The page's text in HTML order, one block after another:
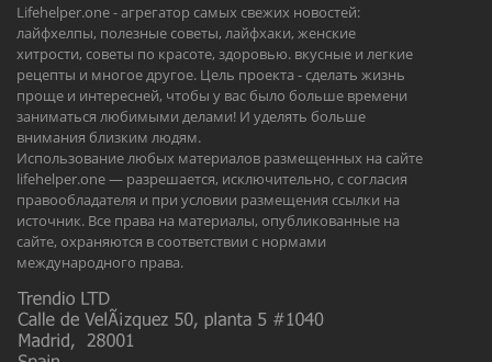
Lifehelper.one - агрегатор самых свежих новостей:
лайфхелпы, полезные советы, лайфхаки, женские
хитрости, советы по красоте, здоровью. вкусные и легкие
рецепты и многое другое. Цель проекта - сделать жизнь
проще и интересней, чтобы у вас было больше времени
заниматься любимыми делами! И уделять больше
внимания близким людям.
Использование любых материалов размещенных на сайте
lifehelper.one — разрешается, исключительно, с согласия
правообладателя и при условии размещения ссылки на
источник. Все права на материалы, опубликованные на
сайте, охраняются в соответствии с нормами
международного права.